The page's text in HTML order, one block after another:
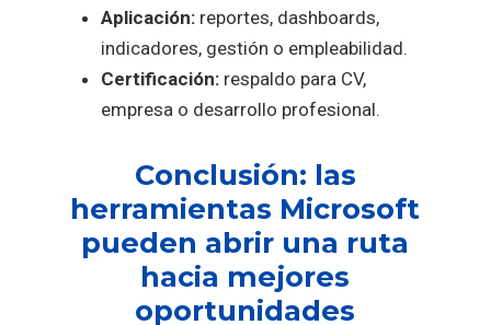
Aplicación: reportes, dashboards,
indicadores, gestión o empleabilidad.
Certificación: respaldo para CV,
empresa o desarrollo profesional.
Conclusión: las
herramientas Microsoft
pueden abrir una ruta
hacia mejores
oportunidades